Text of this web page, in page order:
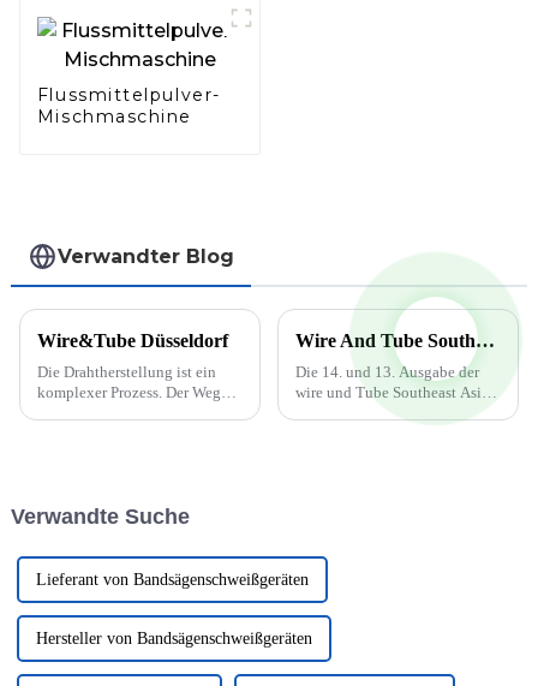
Flussmittelpulver-
Mischmaschine
Verwandter Blog
Wire&Tube Düsseldorf
Die Drahtherstellung ist ein
komplexer Prozess. Der Weg
seinen Zieldurchmesser
Wire And Tube Southeast Asia findet vom 5. bis 7. Oktober 2022 statt
Die 14. und 13. Ausgabe der
wire und Tube Southeast Asia
Verwandte Suche
Lieferant von Bandsägenschweißgeräten
Hersteller von Bandsägenschweißgeräten